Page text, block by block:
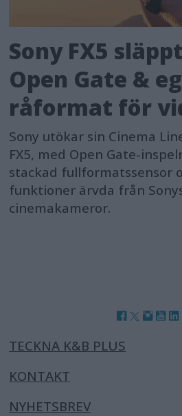
Sony FX5
Open Gate &
råformat för
Sony utökar sin Cinema
FX5, med Open Gate-
stackad fullformatssensor
funktioner ärvda från
cinemakameror.
TECKNA K&B PLUS
KONTAKT
NYHETSBREV